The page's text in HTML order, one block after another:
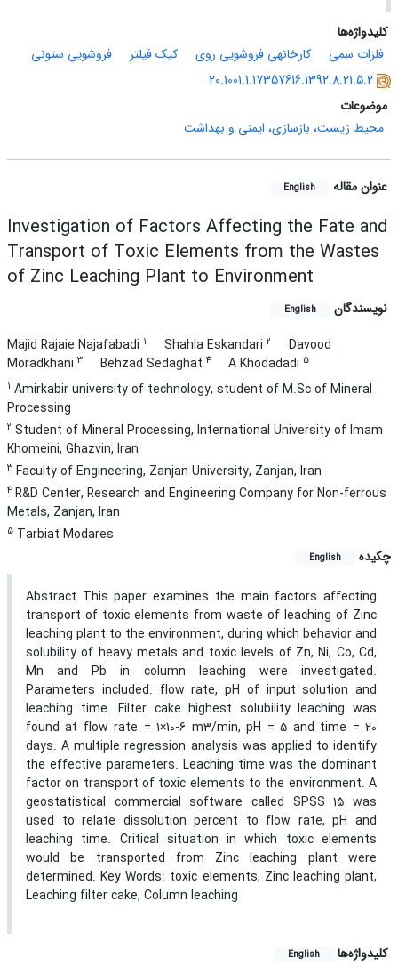
کلیدواژه‌ها
فلزات سمی
کارخانه⁭ی فروشویی روی کیک فیلتر
فروشویی ستونی
20.1001.1.17357616.1392.8.21.5.2
موضوعات
محیط زیست، بازسازی، ایمنی و بهداشت
عنوان مقاله English
Investigation of Factors Affecting the Fate and
Transport of Toxic Elements from the Wastes
of Zinc Leaching Plant to Environment
نویسندگان English
Majid Rajaie Najafabadi 1 Shahla Eskandari 2
Davood
Moradkhani 3 Behzad Sedaghat 4 A Khodadadi 5
1 Amirkabir university of technology, student of M.Sc of Mineral
Processing
2 Student of Mineral Processing, International University of Imam
Khomeini, Ghazvin, Iran
3 Faculty of Engineering, Zanjan University, Zanjan, Iran
4 R&D Center, Research and Engineering Company for Non-ferrous
Metals, Zanjan, Iran
5 Tarbiat Modares
چکیده
English
Abstract This paper examines the main factors affecting
transport of toxic elements from waste of leaching of Zinc
leaching plant to the environment, during which behavior and
solubility of heavy metals and toxic levels of Zn, Ni, Co, Cd,
Mn and Pb in column leaching were investigated.
Parameters included: flow rate, pH of input solution and
leaching time. Filter cake highest solubility leaching was
found at flow rate = 1×10-6 m3/min, pH = 5 and time = 20
days. A multiple regression analysis was applied to identify
the effective parameters. Leaching time was the dominant
factor on transport of toxic elements to the environment. A
geostatistical commercial software called SPSS 15 was
used to relate dissolution percent to flow rate, pH and
leaching time. Critical situation in which toxic elements
would be transported from Zinc leaching plant were
determined. Key Words: toxic elements, Zinc leaching plant,
Leaching filter cake, Column leaching
کلیدواژه‌ها English